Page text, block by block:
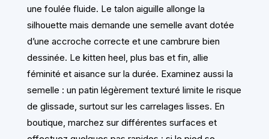
une foulée fluide. Le talon aiguille allonge la
silhouette mais demande une semelle avant dotée
d’une accroche correcte et une cambrure bien
dessinée. Le kitten heel, plus bas et fin, allie
féminité et aisance sur la durée. Examinez aussi la
semelle : un patin légèrement texturé limite le risque
de glissade, surtout sur les carrelages lisses. En
boutique, marchez sur différentes surfaces et